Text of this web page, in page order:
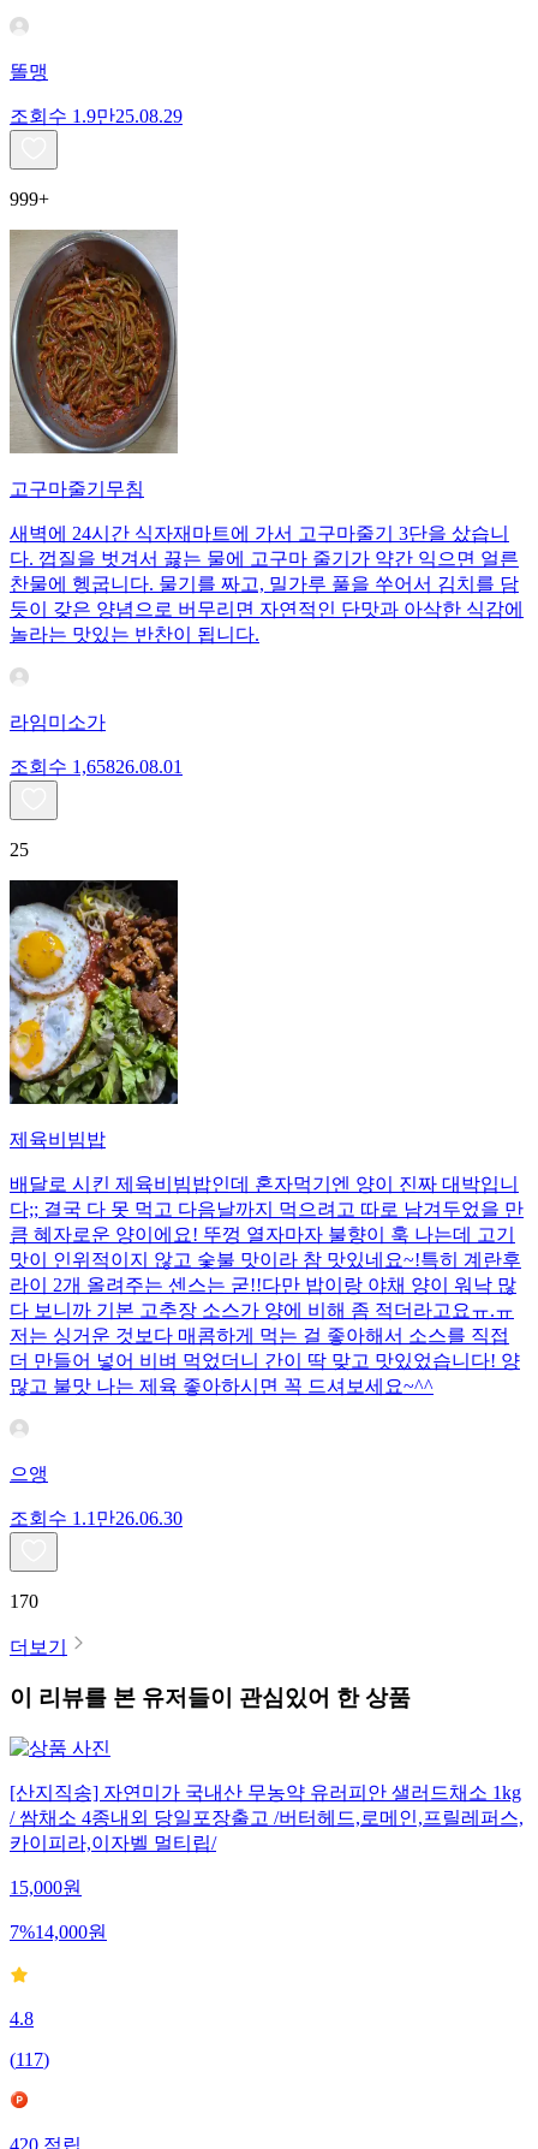
똘맹
조회수 1.9만25.08.29
999+
고구마줄기무침
새벽에 24시간 식자재마트에 가서 고구마줄기 3단을 샀습니
다. 껍질을 벗겨서 끓는 물에 고구마 줄기가 약간 익으면 얼른
찬물에 헹굽니다. 물기를 짜고, 밀가루 풀을 쑤어서 김치를 담
듯이 갖은 양념으로 버무리면 자연적인 단맛과 아삭한 식감에
놀라는 맛있는 반찬이 됩니다.
라임미소가
조회수 1,65826.08.01
25
제육비빔밥
배달로 시킨 제육비빔밥인데 혼자먹기엔 양이 진짜 대박입니
다;; 결국 다 못 먹고 다음날까지 먹으려고 따로 남겨두었을 만
큼 혜자로운 양이에요! 뚜껑 열자마자 불향이 훅 나는데 고기
맛이 인위적이지 않고 숯불 맛이라 참 맛있네요~!특히 계란후
라이 2개 올려주는 센스는 굳!! ​다만 밥이랑 야채 양이 워낙 많
다 보니까 기본 고추장 소스가 양에 비해 좀 적더라고요ㅠ.ㅠ
저는 싱거운 것보다 매콤하게 먹는 걸 좋아해서 소스를 직접
더 만들어 넣어 비벼 먹었더니 간이 딱 맞고 맛있었습니다! 양
많고 불맛 나는 제육 좋아하시면 꼭 드셔보세요~^^
으앵
조회수 1.1만26.06.30
170
더보기
이 리뷰를 본 유저들이 관심있어 한 상품
[산지직송] 자연미가 국내산 무농약 유러피안 샐러드채소 1kg
/ 쌈채소 4종내외 당일포장출고 /버터헤드,로메인,프릴레퍼스,
카이피라,이자벨 멀티립/
15,000원
7%14,000원
4.8
(117)
420 적립